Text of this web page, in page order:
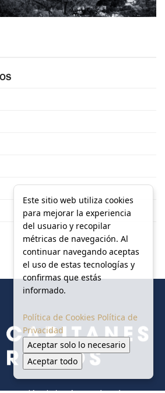
Este sitio web utiliza cookies
para mejorar la experiencia
del usuario y recopilar
métricas de navegación. Al
continuar navegando aceptas
el uso de estas tecnologías y
confirmas que estás
informado.
Política de Cookies Política de
Privacidad
Aceptar solo lo necesario
Aceptar todo